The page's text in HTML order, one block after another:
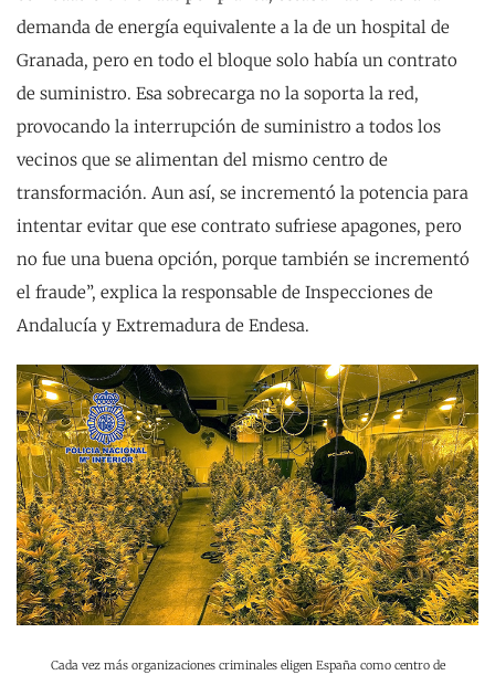
demanda de energía equivalente a la de un hospital de
Granada, pero en todo el bloque solo había un contrato
de suministro. Esa sobrecarga no la soporta la red,
provocando la interrupción de suministro a todos los
vecinos que se alimentan del mismo centro de
transformación. Aun así, se incrementó la potencia para
intentar evitar que ese contrato sufriese apagones, pero
no fue una buena opción, porque también se incrementó
el fraude”, explica la responsable de Inspecciones de
Andalucía y Extremadura de Endesa.
Cada vez más organizaciones criminales eligen España como centro de